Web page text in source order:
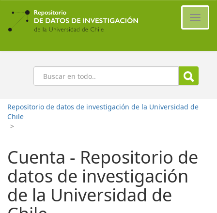
Ir
contenido
principal
Buscar
Repositorio de datos de investigación de la Universidad de
Chile
>
Cuenta - Repositorio de
datos de investigación
de la Universidad de